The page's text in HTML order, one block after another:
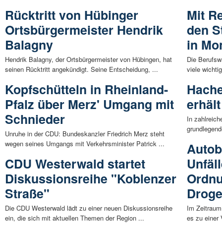
Rücktritt von Hübinger
Ortsbürgermeister Hendrik
Balagny
Hendrik Balagny, der Ortsbürgermeister von Hübingen, hat
seinen Rücktritt angekündigt. Seine Entscheidung, ...
Kopfschütteln in Rheinland-
Pfalz über Merz' Umgang mit
Schnieder
Unruhe in der CDU: Bundeskanzler Friedrich Merz steht
wegen seines Umgangs mit Verkehrsminister Patrick ...
CDU Westerwald startet
Diskussionsreihe "Koblenzer
Straße"
Die CDU Westerwald lädt zu einer neuen Diskussionsreihe
ein, die sich mit aktuellen Themen der Region ...
Mit
den
in
Die
viele
In
Im
es zu einer